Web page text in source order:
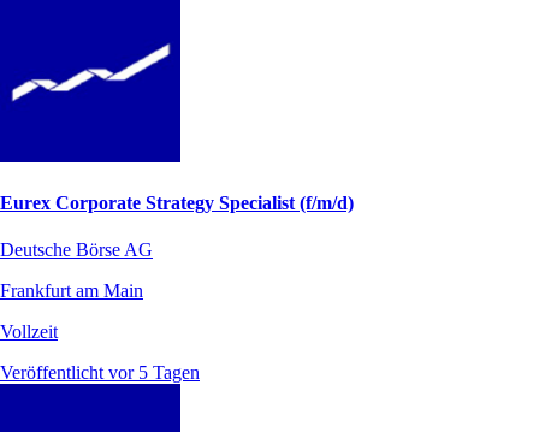
Eurex Corporate Strategy Specialist (f/m/d)
Deutsche Börse AG
Frankfurt am Main
Vollzeit
Veröffentlicht vor 5 Tagen